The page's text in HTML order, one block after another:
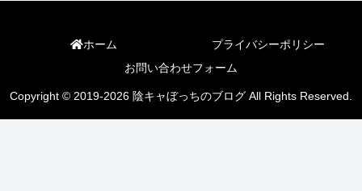
ホーム
プライバシーポリシー
お問い合わせフォーム
Copyright © 2019-2026 陰キャぼっちのブログ All Rights Reserved.